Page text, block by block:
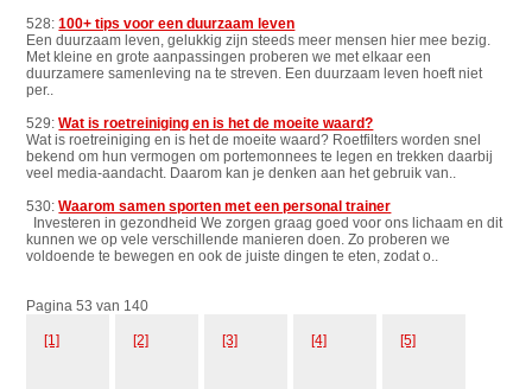
528:100+ tips voor een duurzaam leven
Een duurzaam leven, gelukkig zijn steeds meer mensen hier mee bezig.
Met kleine en grote aanpassingen proberen we met elkaar een
duurzamere samenleving na te streven. Een duurzaam leven hoeft niet
per..
529:Wat is roetreiniging en is het de moeite waard?
Wat is roetreiniging en is het de moeite waard? Roetfilters worden snel
bekend om hun vermogen om portemonnees te legen en trekken daarbij
veel media-aandacht. Daarom kan je denken aan het gebruik van..
530:Waarom samen sporten met een personal trainer
Investeren in gezondheid We zorgen graag goed voor ons lichaam en dit
kunnen we op vele verschillende manieren doen. Zo proberen we
voldoende te bewegen en ook de juiste dingen te eten, zodat o..
Pagina 53 van 140
[1] [2] [3] [4] [5]